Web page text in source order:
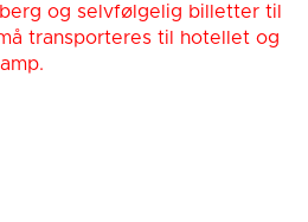
og selvfølgelig billetter til
transporteres til hotellet og